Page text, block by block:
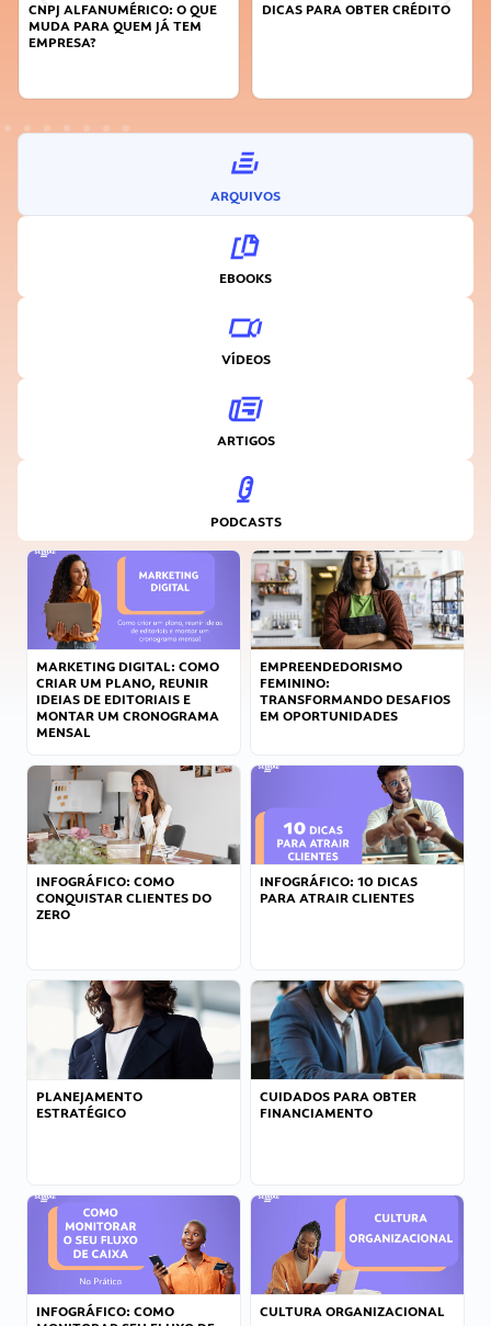
CNPJ ALFANUMÉRICO: O QUE
MUDA PARA QUEM JÁ TEM
EMPRESA?
DICAS PARA OBTER CRÉDITO
ARQUIVOS
EBOOKS
VÍDEOS
ARTIGOS
PODCASTS
MARKETING DIGITAL: COMO
CRIAR UM PLANO, REUNIR
IDEIAS DE EDITORIAIS E
MONTAR UM CRONOGRAMA
MENSAL
EMPREENDEDORISMO
FEMININO:
TRANSFORMANDO DESAFIOS
EM OPORTUNIDADES
INFOGRÁFICO: COMO
CONQUISTAR CLIENTES DO
ZERO
INFOGRÁFICO: 10 DICAS
PARA ATRAIR CLIENTES
PLANEJAMENTO
ESTRATÉGICO
CUIDADOS PARA OBTER
FINANCIAMENTO
INFOGRÁFICO: COMO
CULTURA ORGANIZACIONAL